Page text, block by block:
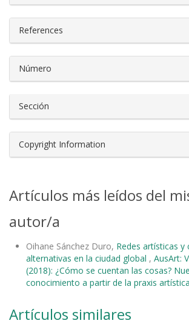
References
Número
Sección
Copyright Information
Artículos más leídos del
autor/a
Oihane Sánchez Duro, Redes artísticas y
alternativas en la ciudad global , AusArt:
(2018): ¿Cómo se cuentan las cosas?
conocimiento a partir de la praxis artística
Artículos similares